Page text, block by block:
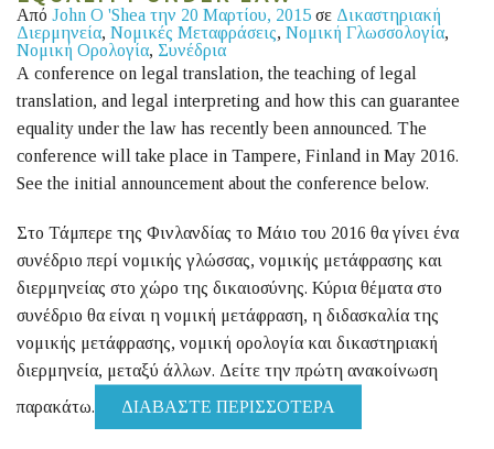
Από John O 'Shea την 20 Μαρτίου, 2015 σε Δικαστηριακή
Διερμηνεία, Νομικές Μεταφράσεις, Νομική Γλωσσολογία,
Νομική Ορολογία, Συνέδρια
Α conference on legal translation, the teaching of legal
translation, and legal interpreting and how this can guarantee
equality under the law has recently been announced. The
conference will take place in Tampere, Finland in May 2016.
See the initial announcement about the conference below.
Στο Τάμπερε της Φινλανδίας το Μάιο του 2016 θα γίνει ένα
συνέδριο περί νομικής γλώσσας, νομικής μετάφρασης και
διερμηνείας στο χώρο της δικαιοσύνης. Κύρια θέματα στο
συνέδριο θα είναι η νομική μετάφραση, η διδασκαλία της
νομικής μετάφρασης, νομική ορολογία και δικαστηριακή
διερμηνεία, μεταξύ άλλων. Δείτε την πρώτη ανακοίνωση
παρακάτω.
ΔΙΑΒΆΣΤΕ ΠΕΡΙΣΣΌΤΕΡΑ